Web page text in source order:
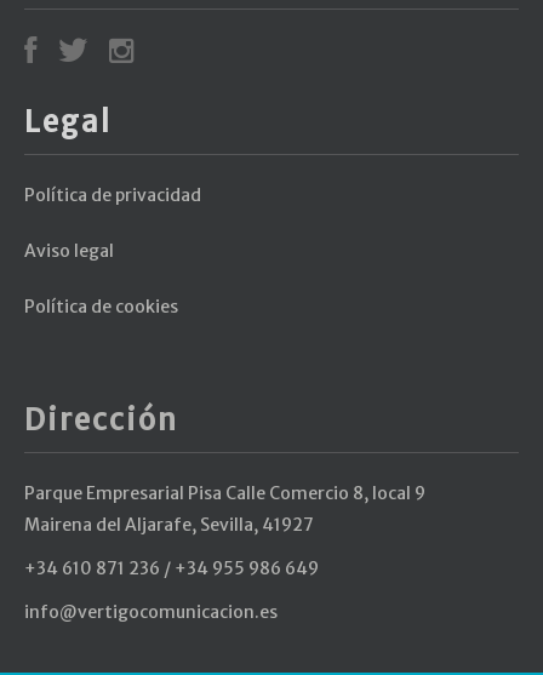
Legal
Política de privacidad
Aviso legal
Política de cookies
Dirección
Parque Empresarial Pisa Calle Comercio 8, local 9
Mairena del Aljarafe, Sevilla, 41927
+34 610 871 236 / +34 955 986 649
info@vertigocomunicacion.es